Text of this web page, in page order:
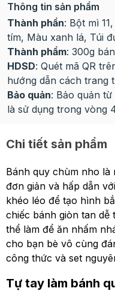
Thông tin sản phẩm
Thành phần: Bột mì
tím, Màu xanh lá, Túi
Thành phẩm: 300g
HDSD: Quét mã QR
hướng dẫn cách trang
Bảo quản: Bảo quản
là sử dụng trong vòng
Chi tiết sản phẩm
Bánh quy chùm nho
đơn giản và hấp dẫn
khéo léo để tạo hình
chiếc bánh giòn tan dễ
thể làm để ăn nhấm
cho bạn bè vô cùng
công thức và set
Tự tay làm bánh